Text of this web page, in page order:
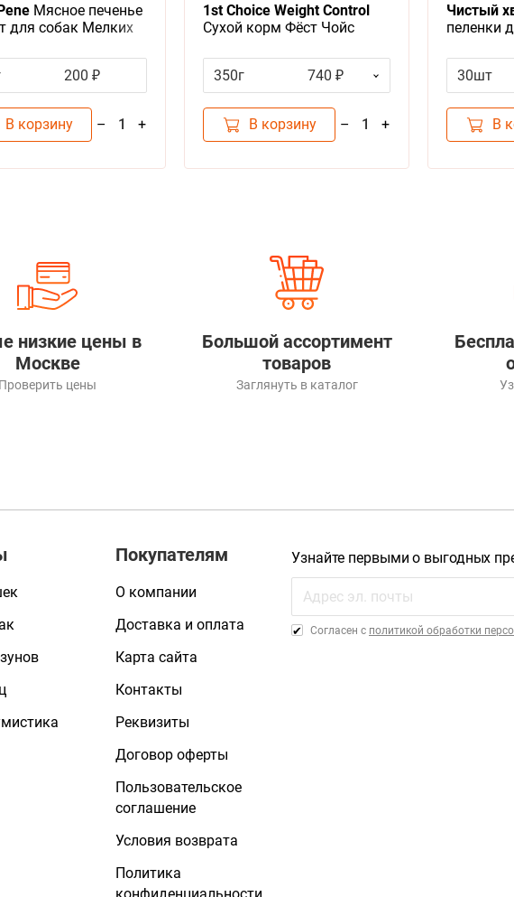
Мясное печенье
для собак Мелких
200 ₽
В корзину – 1 +
1st Choice Weight Control
Сухой корм Фёст Чойс
Кастрированных котов и
Стерилизованных кошек
350г 740 ₽
В корзину – 1 +
Чистый
пеленки
30шт
В
низкие цены в
Москве
цены
Большой ассортимент
товаров
Заглянуть в каталог
Покупателям
О компании
Доставка и оплата
Карта сайта
Контакты
Реквизиты
Договор оферты
Пользовательское
соглашение
Условия возврата
Политика
Узнайте первыми о выгодных
Cогласен с политикой обработки